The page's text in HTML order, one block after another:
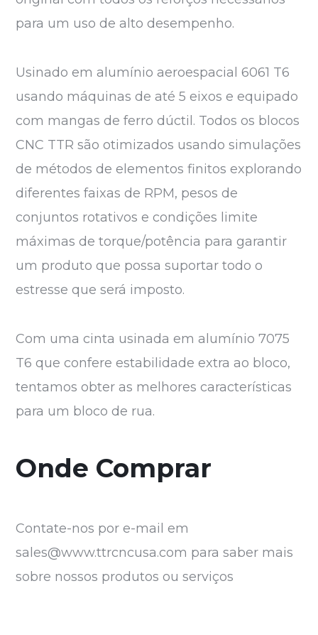
para um uso de alto desempenho.
Usinado em alumínio aeroespacial 6061 T6
usando máquinas de até 5 eixos e equipado
com mangas de ferro dúctil. Todos os blocos
CNC TTR são otimizados usando simulações
de métodos de elementos finitos explorando
diferentes faixas de RPM, pesos de
conjuntos rotativos e condições limite
máximas de torque/potência para garantir
um produto que possa suportar todo o
estresse que será imposto.
Com uma cinta usinada em alumínio 7075
T6 que confere estabilidade extra ao bloco,
tentamos obter as melhores características
para um bloco de rua.
Onde Comprar
Contate-nos por e-mail em
sales@www.ttrcncusa.com para saber mais
sobre nossos produtos ou serviços